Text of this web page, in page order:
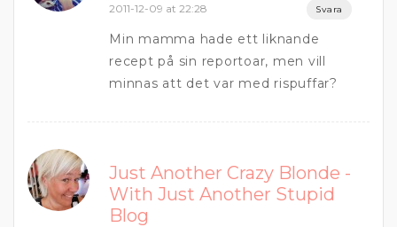
2011-12-09 at 22:28 Svara
Min mamma hade ett liknande
recept på sin reportoar, men vill
minnas att det var med rispuffar?
Just Another Crazy Blonde -
With Just Another Stupid
Blog